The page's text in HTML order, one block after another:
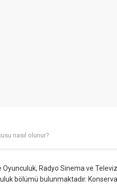
nasıl olunur?
Radyo Sinema ve
bölümü bulunmaktadır.